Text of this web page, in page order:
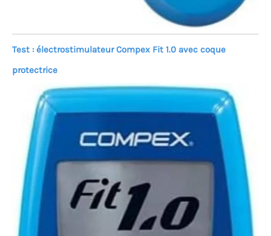
Test : électrostimulateur Compex Fit 1.0 avec coque
protectrice